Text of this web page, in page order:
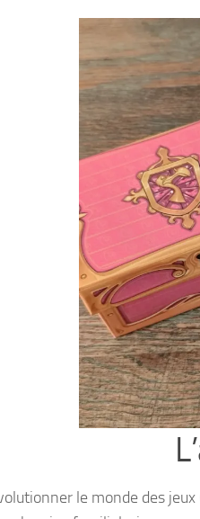
le monde des